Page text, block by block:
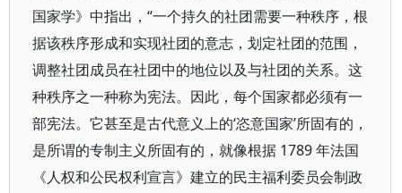
国家学》中指出，“一个持久的社团需要一种秩序，根
据该秩序形成和实现社团的意志，划定社团的范围，
调整社团成员在社团中的地位以及与社团的关系。这
种秩序之一种称为宪法。因此，每个国家都必须有一
部宪法。它甚至是古代意义上的‘恣意国家’所固有的，
是所谓的专制主义所固有的，就像根据 1789 年法国
《人权和公民权利宣言》建立的民主福利委员会制政